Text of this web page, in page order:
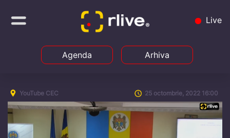
Live
Agenda Arhiva
YouTube CEC 25 octombrie, 2022 16:00